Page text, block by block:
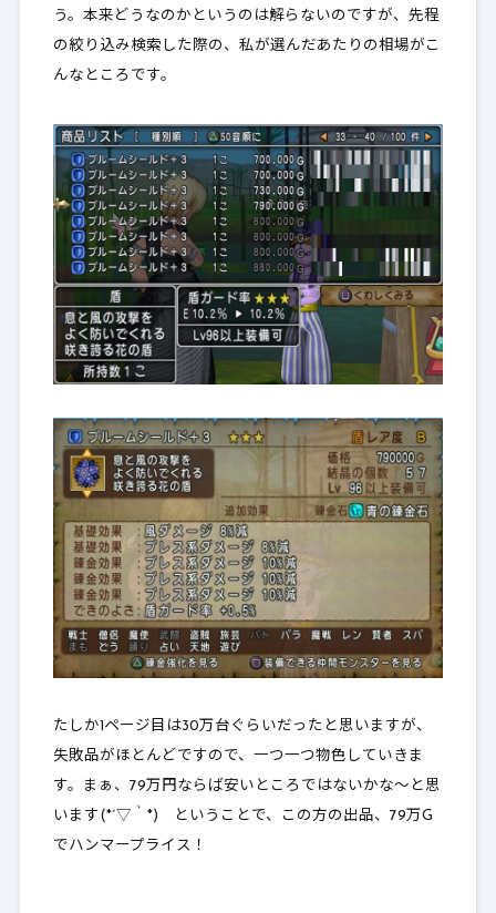
う。本来どうなのかというのは解らないのですが、先程
の絞り込み検索した際の、私が選んだあたりの相場がこ
んなところです。
たしか1ページ目は30万台ぐらいだったと思いますが、
失敗品がほとんどですので、一つ一つ物色していきま
す。まぁ、79万円ならば安いところではないかな～と思
います(*´▽｀*) ということで、この方の出品、79万G
でハンマープライス！